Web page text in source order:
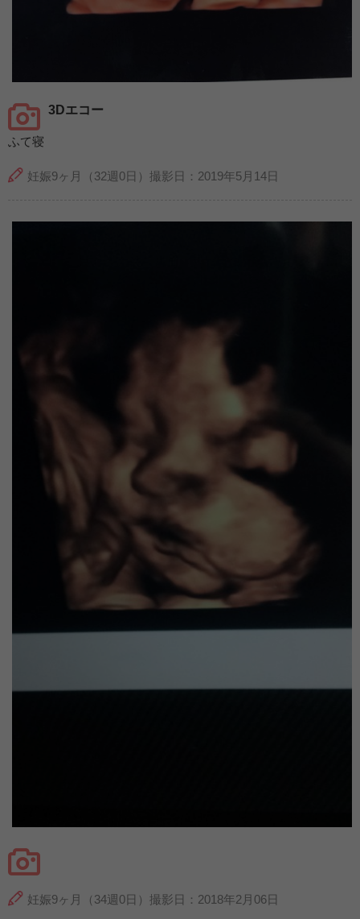
3Dエコー
ふて寝
妊娠9ヶ月（32週0日）撮影日：2019年5月14日
妊娠9ヶ月（34週0日）撮影日：2018年2月06日